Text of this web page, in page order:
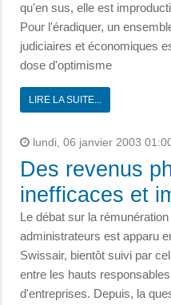
qu'en sus, elle est
Pour l'éradiquer, un
judiciaires et économiques
dose d'optimisme
LIRE LA SUITE...
lundi, 06 janvier 2003
Des revenus
inefficaces et
Le débat sur la
administrateurs est apparu
Swissair, bientôt suivi par
entre les hauts
d'entreprises. Depuis, la